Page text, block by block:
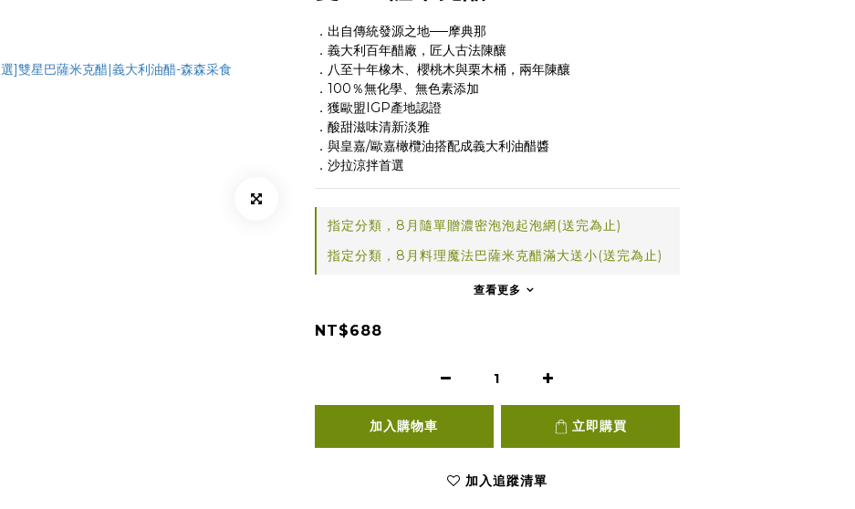
．出自傳統發源之地──摩典那
．義大利百年醋廠，匠人古法陳釀
．八至十年橡木、櫻桃木與栗木桶，兩年陳釀
．100％無化學、無色素添加
．獲歐盟IGP產地認證
．酸甜滋味清新淡雅
．與皇嘉/歐嘉橄欖油搭配成義大利油醋醬
．沙拉涼拌首選
指定分類，8月隨單贈濃密泡泡起泡網(送完為止)
指定分類，8月料理魔法巴薩米克醋滿大送小(送完為止)
查看更多
NT$688
加入購物車 立即購買
加入追蹤清單